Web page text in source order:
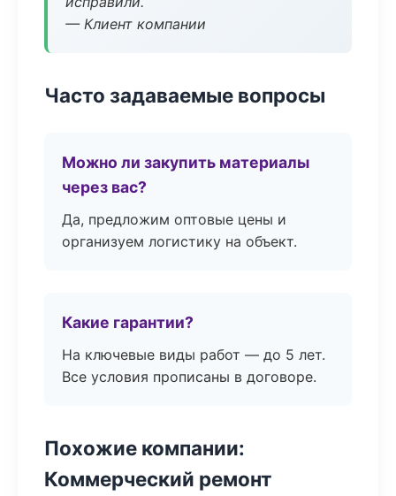
— Клиент компании
Часто задаваемые вопросы
Можно ли закупить материалы
через вас?
Да, предложим оптовые цены и
организуем логистику на объект.
Какие гарантии?
На ключевые виды работ — до 5 лет.
Все условия прописаны в договоре.
Похожие компании:
Коммерческий ремонт